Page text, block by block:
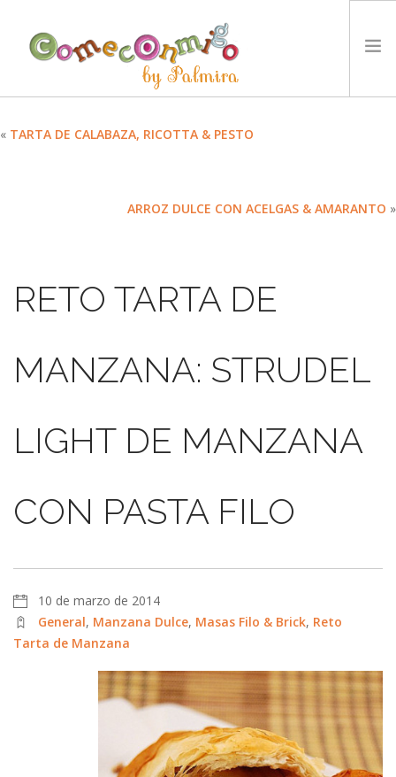
NUESTRA FILOSOFÍA
IDIOMA:
« TARTA DE CALABAZA, RICOTTA & PESTO
ARROZ DULCE CON ACELGAS & AMARANTO »
RETO TARTA DE
MANZANA: STRUDEL
LIGHT DE MANZANA
CON PASTA FILO
10 de marzo de 2014
General, Manzana Dulce, Masas Filo & Brick, Reto
Tarta de Manzana